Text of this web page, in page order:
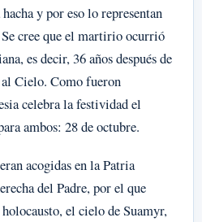
y por eso lo representan
cree que el martirio ocurrió
es decir, 36 años después de
Cielo. Como fueron
celebra la festividad el
ambos: 28 de octubre.
acogidas en la Patria
del Padre, por el que
el cielo de Suamyr,